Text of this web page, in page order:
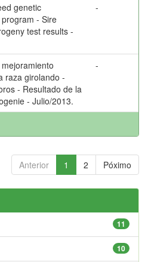
genetic
- Sire
test results -
-
raza girolando -
- Resultado de la
- Julio/2013.
-
Anterior 1 2 Póximo
11
10